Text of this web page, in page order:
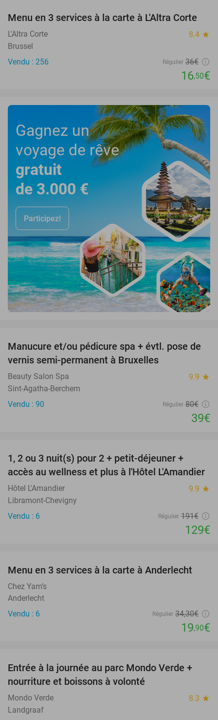
54%
Menu en 3 services à la carte à L'Altra Corte
L'Altra Corte 8.4 star
Brussel
Vendu : 256
Régulier 36€
16,50€
Gagnez un
voyage de rêve
gratuit
de 3.000 €
Participez!
51%
Manucure et/ou pédicure spa + évtl. pose de
vernis semi-permanent à Bruxelles
Beauty Salon Spa 9.9 star
Sint-Agatha-Berchem
Vendu : 90
Régulier 80€
39€
TODAY
1, 2 ou 3 nuit(s) pour 2 + petit-déjeuner +
accès au wellness et plus à l'Hôtel L'Amandier
Hôtel L'Amandier 9.9 star
Libramont-Chevigny
Vendu : 6
Régulier 191€
129€
42%
Menu en 3 services à la carte à Anderlecht
Chez Yam’s
Anderlecht
Vendu : 6
Régulier 34,30€
19,90€
25%
Entrée à la journée au parc Mondo Verde +
nourriture et boissons à volonté
Mondo Verde 8.3 star
Landgraaf